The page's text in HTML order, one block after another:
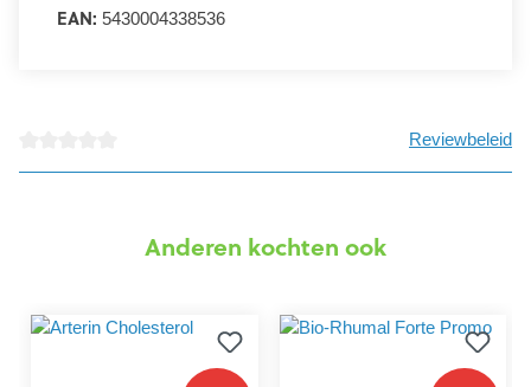
EAN: 5430004338536
Reviewbeleid
Anderen kochten ook